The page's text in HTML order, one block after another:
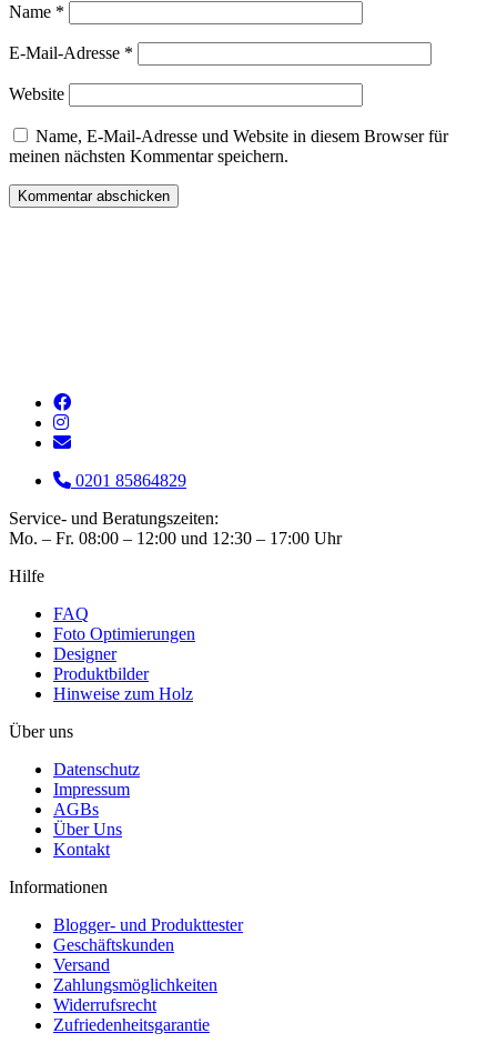
Name *
E-Mail-Adresse *
Website
Name, E-Mail-Adresse und Website in diesem Browser für
meinen nächsten Kommentar speichern.
0201 85864829
Service- und Beratungszeiten:
Mo. – Fr. 08:00 – 12:00 und 12:30 – 17:00 Uhr
Hilfe
FAQ
Foto Optimierungen
Designer
Produktbilder
Hinweise zum Holz
Über uns
Datenschutz
Impressum
AGBs
Über Uns
Kontakt
Informationen
Blogger- und Produkttester
Geschäftskunden
Versand
Zahlungsmöglichkeiten
Widerrufsrecht
Zufriedenheitsgarantie